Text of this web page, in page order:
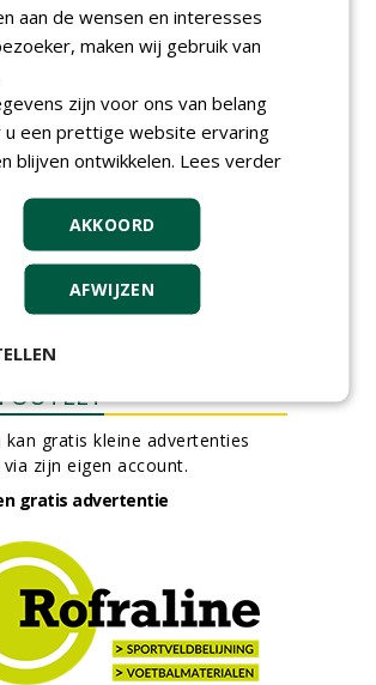
Boomtotaalzorg32-40 uur
30-07-2026, Schalkwijk
Boomtotaalzorg24-40 uur
30-07-2026, Schalkwijk
meer Groene Banen
OUTLET
kan gratis kleine advertenties
zijn eigen account.
gratis advertentie
aan de wensen en interesses
maken wij gebruik van
zijn voor ons van belang
u een prettige website ervaring
blijven ontwikkelen. Lees verder
AKKOORD
AFWIJZEN